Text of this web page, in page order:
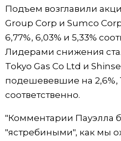
Подъем возглавили
Group Corp и Sumco
6,77%, 6,03% и 5,33%
Лидерами снижения
Tokyo Gas Co Ltd и
подешевевшие на 2,6​%,
соответственно.
"Комментарии Пауэлла
"ястребиными", как мы